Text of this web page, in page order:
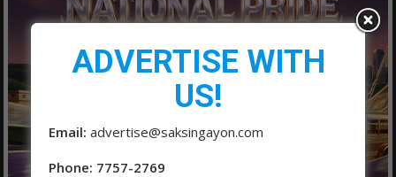
ADVERTISE WITH
US!
Email: advertise@saksingayon.com
Phone: 7757-2769